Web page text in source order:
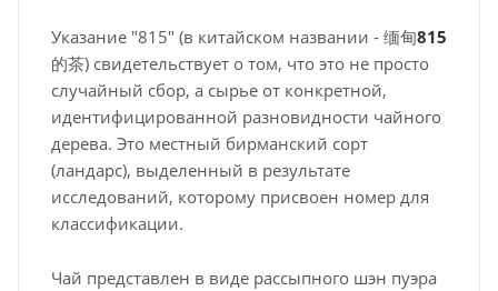
Указание "815" (в китайском названии - 缅甸815
的茶) свидетельствует о том, что это не просто
случайный сбор, а сырье от конкретной,
идентифицированной разновидности чайного
дерева. Это местный бирманский сорт
(ландарс), выделенный в результате
исследований, которому присвоен номер для
классификации.
Чай представлен в виде рассыпного шэн пуэра